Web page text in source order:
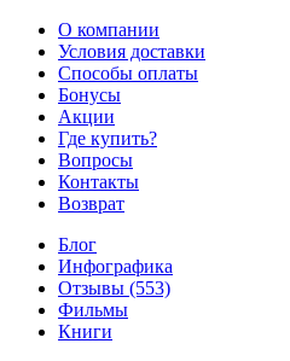
О компании
Условия доставки
Способы оплаты
Бонусы
Акции
Где купить?
Вопросы
Контакты
Возврат
Блог
Инфографика
Отзывы (553)
Фильмы
Книги